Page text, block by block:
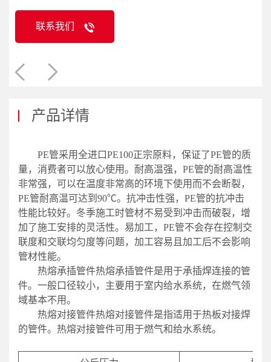
联系我们
产品详情
PE管采用全进口PE100正宗原料，保证了PE管的质
量，消费者可以放心使用。耐高温强，PE管的耐高温性
非常强，可以在温度非常高的环境下使用而不会断裂，
PE管耐高温可达到90℃。抗冲击性强，PE管的抗冲击
性能比较好。冬季施工时管材不易受到冲击而破裂，增
加了施工安排的灵活性。易加工，PE管不会存在控制交
联度和交联均匀度等问题，加工容易且加工后不会影响
管材性能。
热熔承插管件热熔承插管件是用于承插焊连接的管
件。一般口径较小，主要用于室内给水系统，在燃气领
域基本不用。
热熔对接管件热熔对接管件是指适用于热板对接焊
的管件。热熔对接管件可用于燃气和给水系统。